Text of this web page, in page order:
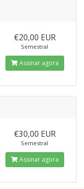
€20,00 EUR
Semestral
Assinar agora
€30,00 EUR
Semestral
Assinar agora